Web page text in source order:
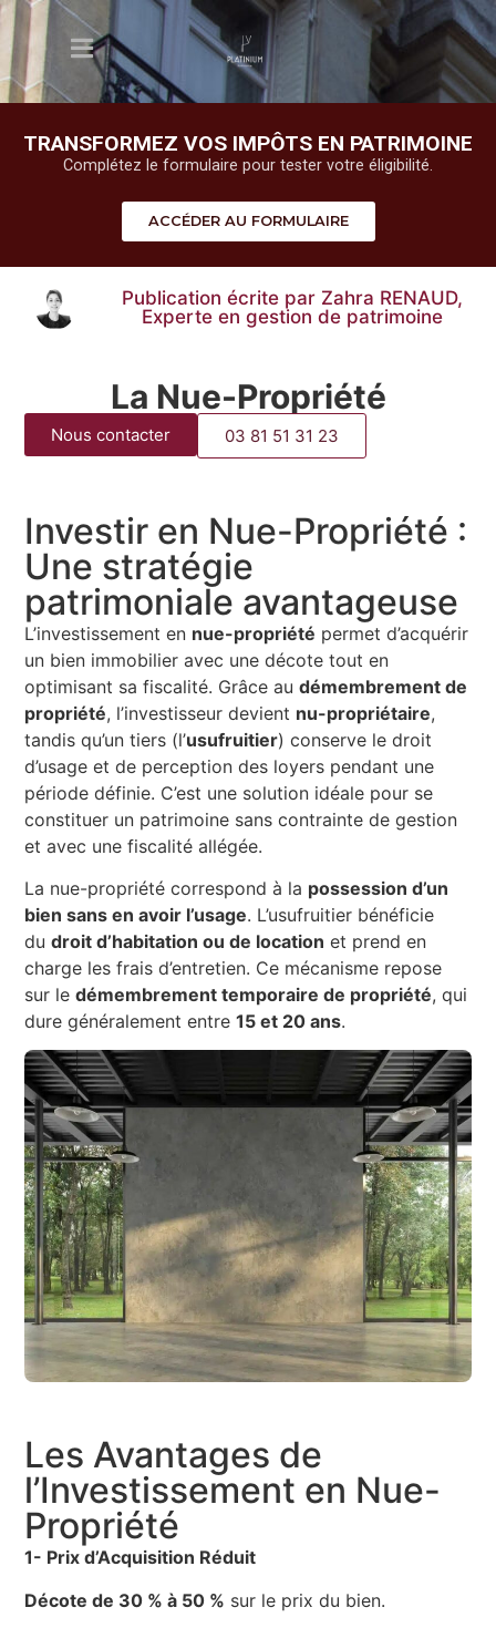
TRANSFORMEZ VOS IMPÔTS EN PATRIMOINE
Complétez le formulaire pour tester votre éligibilité.
ACCÉDER AU FORMULAIRE
Publication écrite par Zahra RENAUD,
Experte en gestion de patrimoine
La Nue-Propriété
Nous contacter 03 81 51 31 23
Investir en Nue-Propriété :
Une stratégie
patrimoniale avantageuse
L’investissement en nue-propriété permet d’acquérir
un bien immobilier avec une décote tout en
optimisant sa fiscalité. Grâce audémembrement de
propriété, l’investisseur devient nu-propriétaire,
tandis qu’un tiers (l’usufruitier) conserve le droit
d’usage et de perception des loyers pendant une
période définie. C’est une solution idéale pour se
constituer un patrimoine sans contrainte de gestion
et avec une fiscalité allégée.
La nue-propriété correspond à la possession d’un
bien sans en avoir l’usage. L’usufruitier bénéficie
dudroit d’habitation ou de location et prend en
charge les frais d’entretien. Ce mécanisme repose
sur ledémembrement temporaire de propriété, qui
dure généralement entre15 et 20 ans.
Les Avantages de
l’Investissement en Nue-
Propriété
1- Prix d’Acquisition Réduit
Décote de 30 % à 50 % sur le prix du bien.